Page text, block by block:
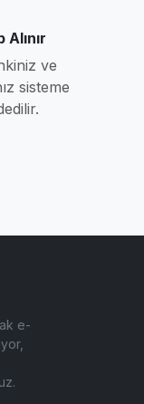
Alınır
ve
sisteme
e-